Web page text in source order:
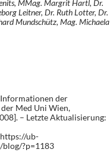
MMag. Margrit Hartl, Dr.
Leitner, Dr. Ruth Lotter, Dr.
Mundschütz, Mag. Michaela
Informationen der
Med Uni Wien,
– Letzte Aktualisierung:
ub-
blog/?p=1183